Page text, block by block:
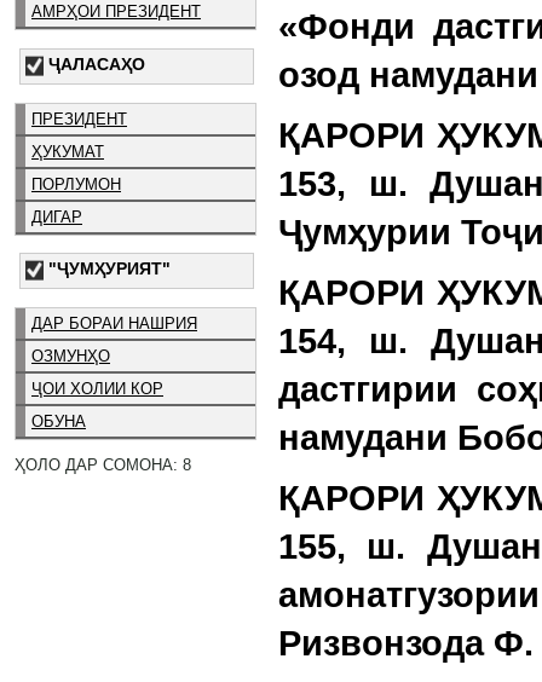
АМРҲОИ ПРЕЗИДЕНТ
ҶАЛАСАҲО
ПРЕЗИДЕНТ
ҲУКУМАТ
ПОРЛУМОН
ДИГАР
"ҶУМҲУРИЯТ"
ДАР БОРАИ НАШРИЯ
ОЗМУНҲО
ҶОИ ХОЛИИ КОР
ОБУНА
ҲОЛО ДАР СОМОНА: 8
«Фонди
озод
ҚАРОРИ
153, ш.
Ҷумҳурии
ҚАРОРИ
154, ш.
дастгирии
намудани
ҚАРОРИ
155, ш.
Ризвонзода Ф.